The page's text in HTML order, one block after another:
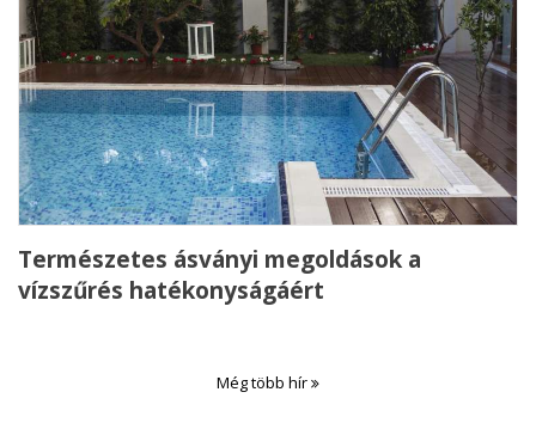
Természetes ásványi megoldások a
vízszűrés hatékonyságáért
Még több hír